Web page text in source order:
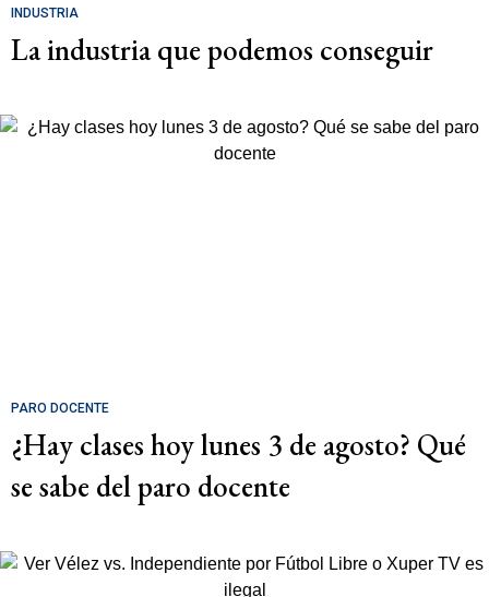
INDUSTRIA
La industria que podemos conseguir
PARO DOCENTE
¿Hay clases hoy lunes 3 de agosto? Qué
se sabe del paro docente